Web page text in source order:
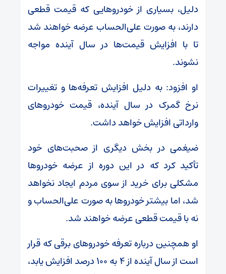
دلیل، بسیاری از خودروهایی که قیمت قطعی
دارند، به صورت علی‌الحساب عرضه خواهند شد
تا با افزایش قیمت‌ها در سال آینده مواجه
نشوند.
او افزود: به دلیل افزایش تعرفه‌ها و تغییرات
نرخ گمرک در سال آینده، قیمت خودروهای
وارداتی افزایش خواهد داشت.
ضیغمی در بخش دیگری از صحبت‌های خود
تأکید کرد که در این دوره از عرضه خودروها
مشکلی برای خرید از سوی مردم ایجاد نخواهد
شد، اما بیشتر خودروها به صورت علی‌الحساب و
نه با قیمت قطعی عرضه خواهند شد.
او همچنین درباره تعرفه خودروهای برقی که قرار
است از سال آینده از ۴ به ۱۰۰ درصد افزایش یابد،